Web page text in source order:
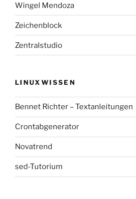
Wingel Mendoza
Zeichenblock
Zentralstudio
LINUXWISSEN
Bennet Richter – Textanleitungen
Crontabgenerator
Novatrend
sed-Tutorium